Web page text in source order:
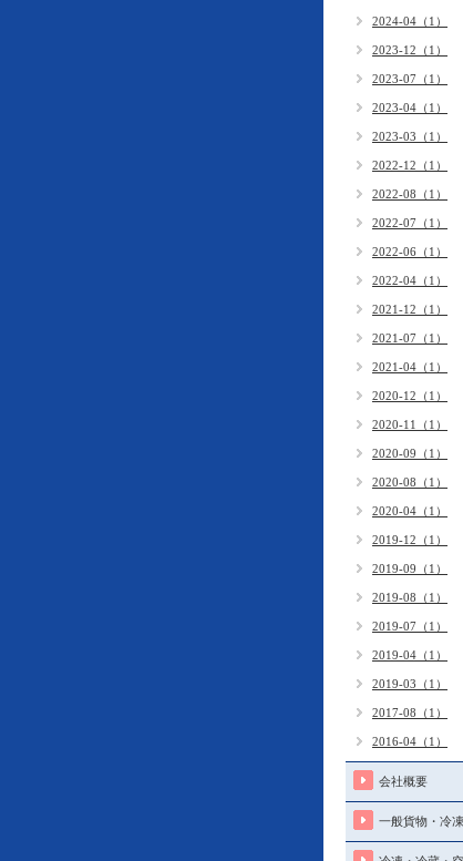
2024-04（1）
2023-12（1）
2023-07（1）
2023-04（1）
2023-03（1）
2022-12（1）
2022-08（1）
2022-07（1）
2022-06（1）
2022-04（1）
2021-12（1）
2021-07（1）
2021-04（1）
2020-12（1）
2020-11（1）
2020-09（1）
2020-08（1）
2020-04（1）
2019-12（1）
2019-09（1）
2019-08（1）
2019-07（1）
2019-04（1）
2019-03（1）
2017-08（1）
2016-04（1）
会社概要
一般貨物・冷